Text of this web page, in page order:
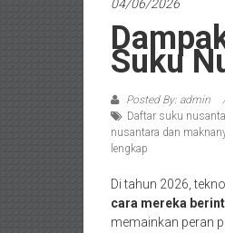
04/06/2026
Suku
Posted By: admin
Daftar suku
nusantara dan
lengkap
Di tahun 2026,
cara mereka
memainkan peran